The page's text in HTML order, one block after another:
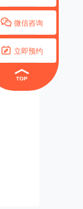
更多
 微信咨询
 立即预约